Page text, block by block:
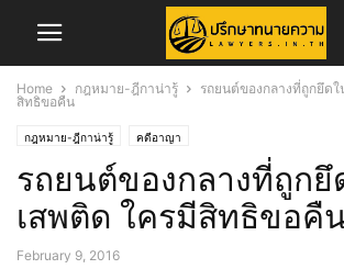
Home กฎหมาย-ฎีกาน่ารู้
รถยนต์ของกลางที่ถูกยึด
สิทธิขอคืน
กฎหมาย-ฎีกาน่ารู้ คดีอาญา
รถยนต์ของกลางที่ถูกยึ
เสพติด ใครมีสิทธิขอคื
February 9, 2016